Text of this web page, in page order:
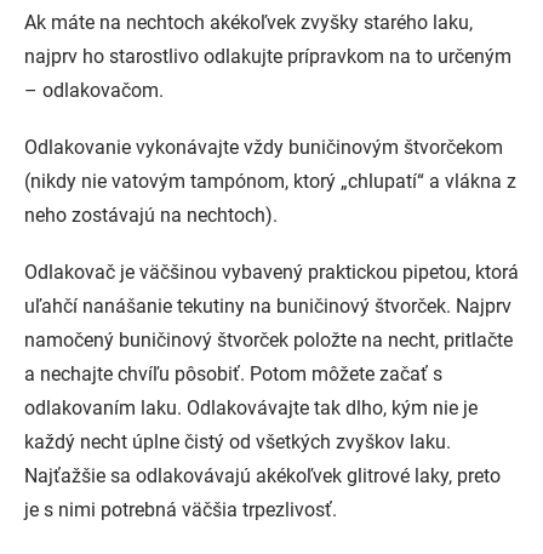
Ak máte na nechtoch akékoľvek zvyšky starého laku,
najprv ho starostlivo odlakujte prípravkom na to určeným
– odlakovačom.
Odlakovanie vykonávajte vždy buničinovým štvorčekom
(nikdy nie vatovým tampónom, ktorý „chlupatí“ a vlákna z
neho zostávajú na nechtoch).
Odlakovač je väčšinou vybavený praktickou pipetou, ktorá
uľahčí nanášanie tekutiny na buničinový štvorček. Najprv
namočený buničinový štvorček položte na necht, pritlačte
a nechajte chvíľu pôsobiť. Potom môžete začať s
odlakovaním laku. Odlakovávajte tak dlho, kým nie je
každý necht úplne čistý od všetkých zvyškov laku.
Najťažšie sa odlakovávajú akékoľvek glitrové laky, preto
je s nimi potrebná väčšia trpezlivosť.